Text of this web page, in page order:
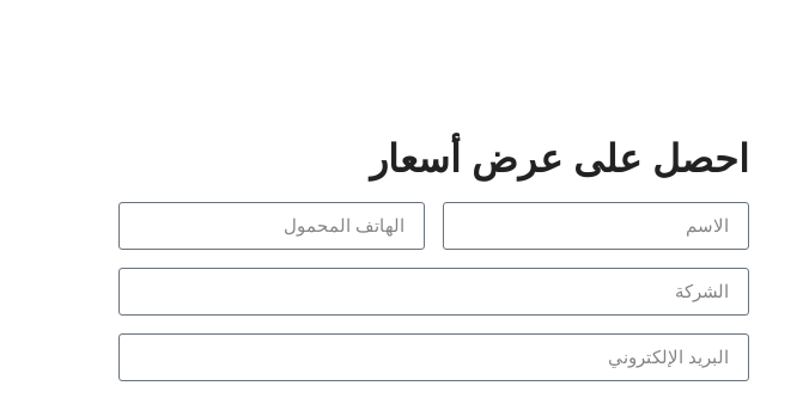
احصل على عرض أسعار